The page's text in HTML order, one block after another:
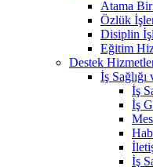
Atama
Özlük
Disiplin
Eğitim
Destek
İş
İş
İş
İş